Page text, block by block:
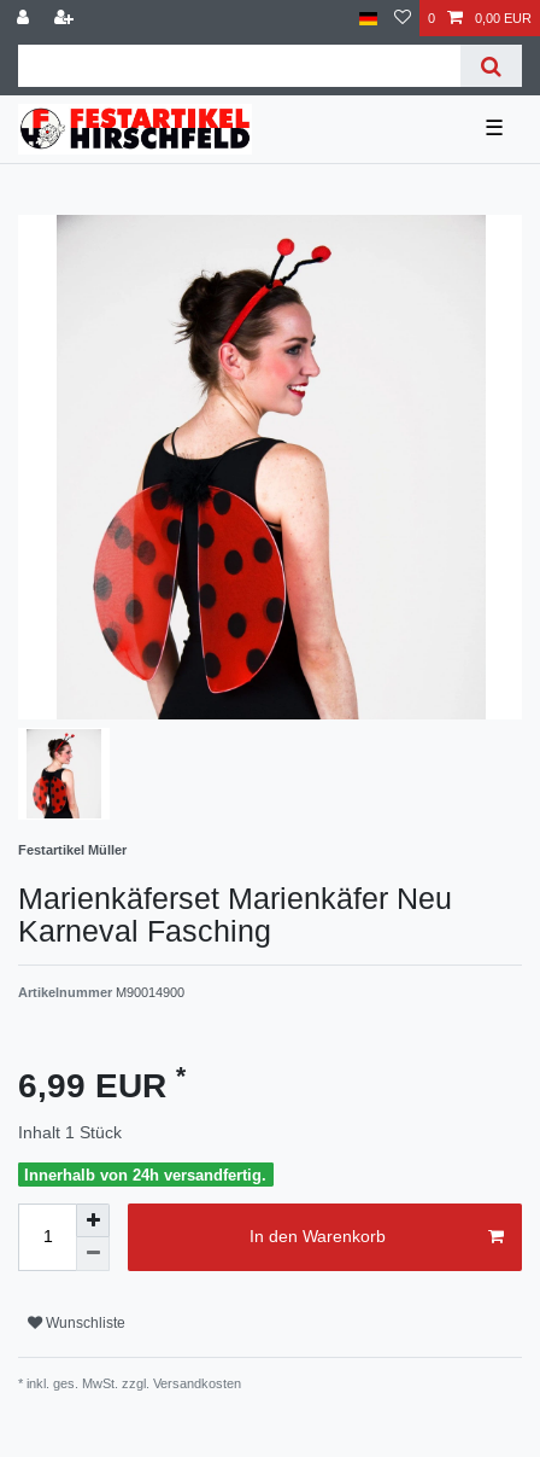
0 0,00 EUR
☰
Festartikel Müller
Marienkäferset Marienkäfer Neu
Karneval Fasching
Artikelnummer M90014900
6,99 EUR *
Inhalt 1 Stück
Innerhalb von 24h versandfertig.
In den Warenkorb
Wunschliste
* inkl. ges. MwSt. zzgl. Versandkosten